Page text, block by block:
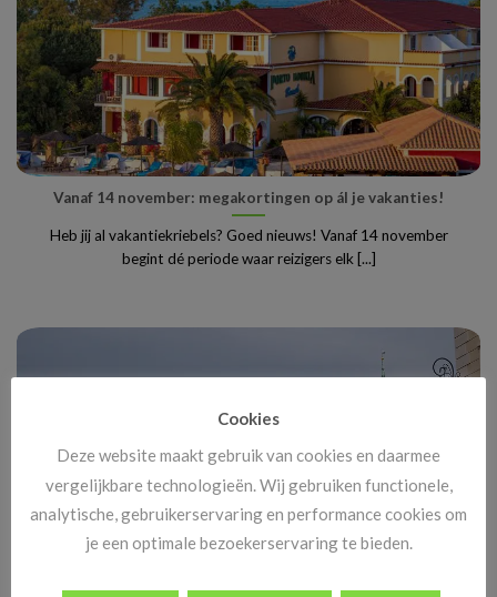
Vanaf 14 november: megakortingen op ál je vakanties!
Heb jij al vakantiekriebels? Goed nieuws! Vanaf 14 november
begint dé periode waar reizigers elk [...]
Cookies
Deze website maakt gebruik van cookies en daarmee
vergelijkbare technologieën. Wij gebruiken functionele,
analytische, gebruikerservaring en performance cookies om
je een optimale bezoekerservaring te bieden.